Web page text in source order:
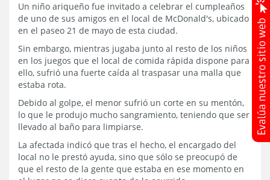
Un niño ariqueño fue invitado a celebrar el cumpleaños
de uno de sus amigos en el local de McDonald's, ubicado
en el paseo 21 de mayo de esta ciudad.
Sin embargo, mientras jugaba junto al resto de los niños
en los juegos que el local de comida rápida dispone para
ello, sufrió una fuerte caída al traspasar una malla que
estaba rota.
Debido al golpe, el menor sufrió un corte en su mentón,
lo que le produjo mucho sangramiento, teniendo que ser
llevado al baño para limpiarse.
La afectada indicó que tras el hecho, el encargado del
local no le prestó ayuda, sino que sólo se preocupó de
que el resto de la gente que estaba en ese momento en